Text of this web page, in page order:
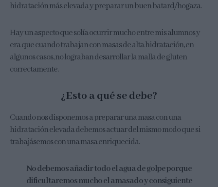
hidratación más elevada y preparar un buen batard/hogaza.
Hay un aspecto que solía ocurrir mucho entre mis alumnos y
era que cuando trabajan con masas de alta hidratación, en
algunos casos, no lograban desarrollar la malla de gluten
correctamente.
¿Esto a qué se debe?
Cuando nos disponemos a preparar una masa con una
hidratación elevada debemos actuar del mismo modo que si
trabajásemos con una masa enriquecida.
No debemos añadir todo el agua de golpe porque
dificultaremos mucho el amasado y consiguiente